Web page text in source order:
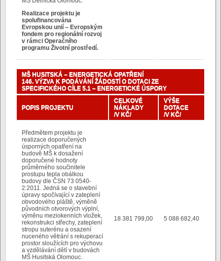
Realizace projektu je
spolufinancována
Evropskou unií – Evropským
fondem pro regionální rozvoj
v rámci Operačního
programu Životní prostředí.
MŠ HUSITSKÁ – ENERGETICKÁ OPATŘENÍ
146. VÝZVA K PODÁVÁNÍ ŽÁDOSTÍ O DOTACI ZE
SPECIFICKÉHO CÍLE 5.1 – ENERGETICKÉ ÚSPORY
POPIS PROJEKTU
CELKOVÉ
NÁKLADY
/V KČ/
VÝŠE
DOTACE
/V KČ/
Předmětem projektu je
realizace doporučených
úsporných opatření na
budově MŠ k dosažení
doporučené hodnoty
průměrného součinitele
prostupu tepla obálkou
budovy dle ČSN 73 0540-
2:2011. Jedná se o stavební
úpravy spočívající v zateplení
obvodového pláště, výměně
původních otvorových výplní,
výměnu meziokenních vložek,
rekonstrukci střechy, zateplení
stropu suterénu a osazení
nuceného větrání s rekuperací
prostor sloužících pro výchovu
a vzdělávání dětí v budovách
MŠ Husitská Olomouc.
18 381 799,00 5 088 682,40